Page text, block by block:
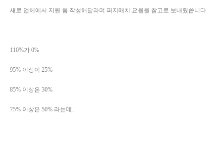
새로 업체에서 지원 폼 작성해달라며 퍼지매치 요율을 참고로 보내줬씁니다
110%가 0%
95% 이상이 25%
85% 이상은 30%
75% 이상은 50% 라는데..